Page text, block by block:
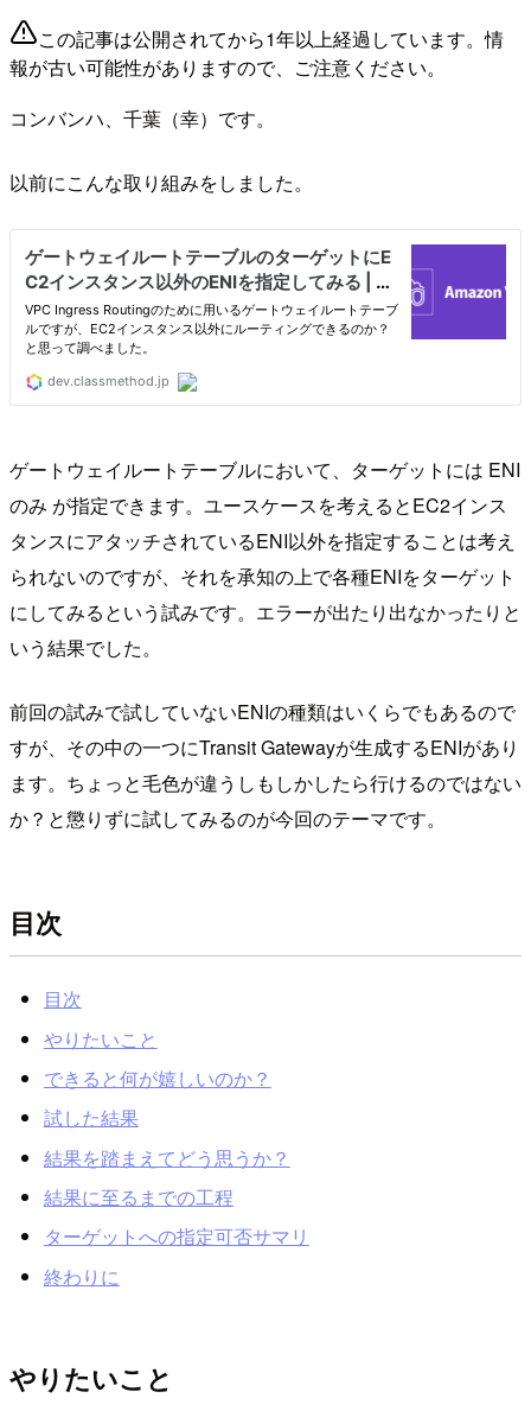
この記事は公開されてから1年以上経過しています。情
報が古い可能性がありますので、ご注意ください。
コンバンハ、千葉（幸）です。
以前にこんな取り組みをしました。
ゲートウェイルートテーブルにおいて、ターゲットには ENI
のみ が指定できます。ユースケースを考えるとEC2インス
タンスにアタッチされているENI以外を指定することは考え
られないのですが、それを承知の上で各種ENIをターゲット
にしてみるという試みです。エラーが出たり出なかったりと
いう結果でした。
前回の試みで試していないENIの種類はいくらでもあるので
すが、その中の一つにTransit Gatewayが生成するENIがあり
ます。ちょっと毛色が違うしもしかしたら行けるのではない
か？と懲りずに試してみるのが今回のテーマです。
目次
目次
やりたいこと
できると何が嬉しいのか？
試した結果
結果を踏まえてどう思うか？
結果に至るまでの工程
ターゲットへの指定可否サマリ
終わりに
やりたいこと